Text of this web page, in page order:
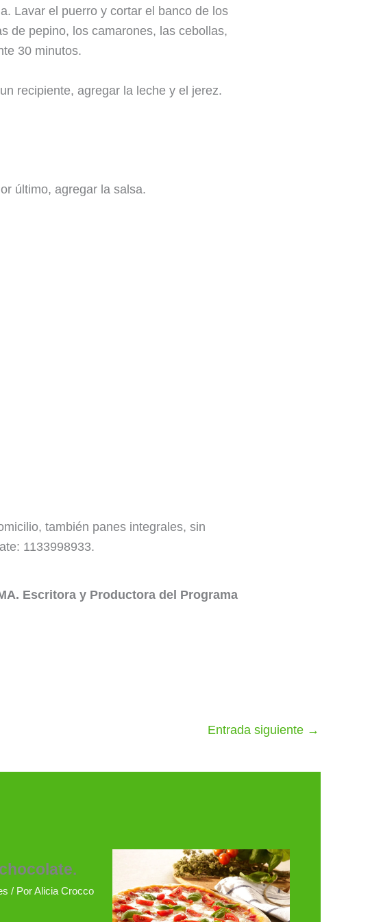
Lavar el puerro y cortar el banco de los
de pepino, los camarones, las cebollas,
30 minutos.
recipiente, agregar la leche y el jerez.
último, agregar la salsa.
también panes integrales, sin
1133998933.
Escritora y Productora del Programa
Entrada siguiente →
/ PorAlicia Crocco